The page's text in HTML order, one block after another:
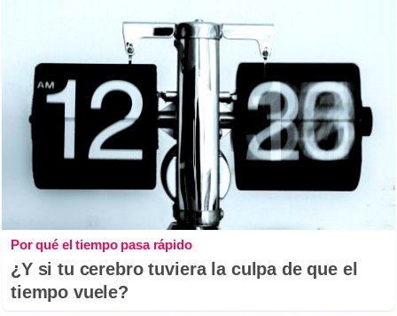
Por qué el tiempo pasa rápido
¿Y si tu cerebro tuviera la culpa de que el
tiempo vuele?